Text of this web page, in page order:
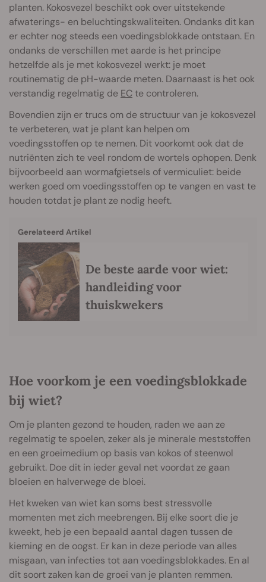
planten. Kokosvezel beschikt ook over uitstekende
afwaterings- en beluchtingskwaliteiten. Ondanks dit kan
er echter nog steeds een voedingsblokkade ontstaan. En
ondanks de verschillen met aarde is het principe
hetzelfde als je met kokosvezel werkt: je moet
routinematig de pH-waarde meten. Daarnaast is het ook
verstandig regelmatig de ECte controleren.
Bovendien zijn er trucs om de structuur van je kokosvezel
te verbeteren, wat je plant kan helpen om
voedingsstoffen op te nemen. Dit voorkomt ook dat de
nutriënten zich te veel rondom de wortels ophopen. Denk
bijvoorbeeld aan wormafgietsels of vermiculiet: beide
werken goed om voedingsstoffen op te vangen en vast te
houden totdat je plant ze nodig heeft.
Gerelateerd Artikel
De beste aarde voor wiet:
handleiding voor
thuiskwekers
Hoe voorkom je een voedingsblokkade
bij wiet?
Om je planten gezond te houden, raden we aan ze
regelmatig te spoelen, zeker als je minerale meststoffen
en een groeimedium op basis van kokos of steenwol
gebruikt. Doe dit in ieder geval net voordat ze gaan
bloeien en halverwege de bloei.
Het kweken van wiet kan soms best stressvolle
momenten met zich meebrengen. Bij elke soort die je
kweekt, heb je een bepaald aantal dagen tussen de
kieming en de oogst. Er kan in deze periode van alles
misgaan, van infecties tot aan voedingsblokkades. En al
dit soort zaken kan de groei van je planten remmen.